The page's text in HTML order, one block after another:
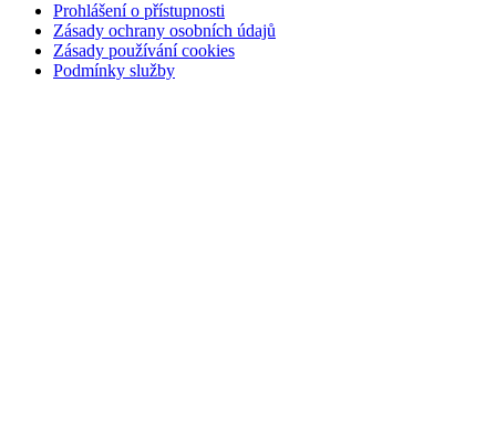
Prohlášení o přístupnosti
Zásady ochrany osobních údajů
Zásady používání cookies
Podmínky služby